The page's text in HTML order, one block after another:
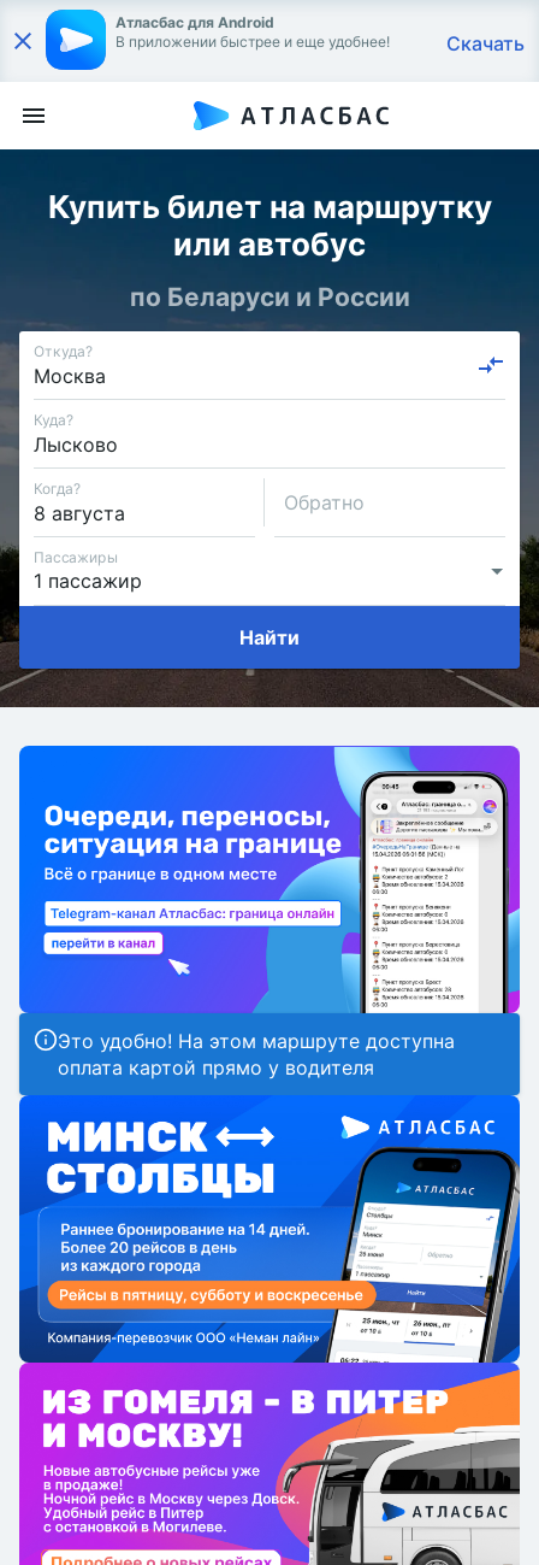
Атласбас для Android
В приложении быстрее и еще удобнее!
Скачать
Купить билет на маршрутку
или автобус
по Беларуси и России
Откуда?
Куда?
Когда?
Обратно
Пассажиры
Найти
Это удобно! На этом маршруте доступна
оплата картой прямо у водителя